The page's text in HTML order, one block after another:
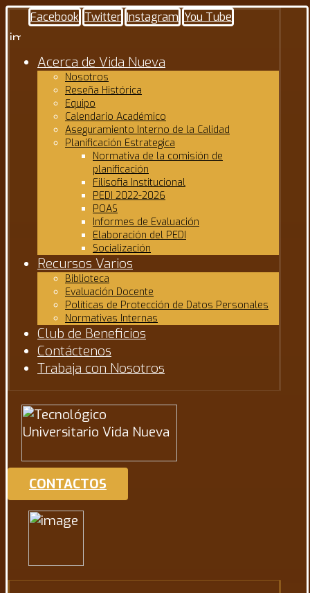
Facebook Twitter Instagram You Tube
Acerca de Vida Nueva
Nosotros
Reseña Histórica
Equipo
Calendario Académico
Aseguramiento Interno de la Calidad
Planificación Estrategica
Normativa de la comisión de
planificación
Filisofia Institucional
PEDI 2022-2026
POAS
Informes de Evaluación
Elaboración del PEDI
Socialización
Recursos Varios
Biblioteca
Evaluación Docente
Políticas de Protección de Datos Personales
Normativas Internas
Club de Beneficios
Contáctenos
Trabaja con Nosotros
CONTACTOS